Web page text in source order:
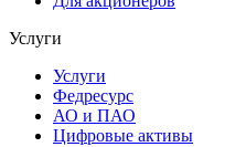
Услуги
Услуги
Федресурс
АО и ПАО
Цифровые активы